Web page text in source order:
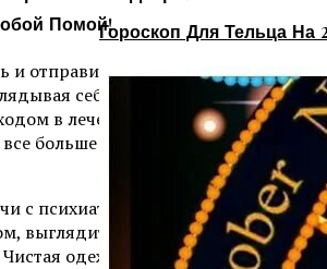
Гороскоп Для Тельца На
Помой!
и отправилась на прием к
себя в экран мобильного
в лечебное учреждение, она
больше времени уделяет
с психиатром девушка не
выглядит ли она
одежда, голова помыта – уже